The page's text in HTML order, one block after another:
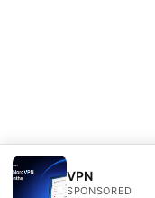
VPN
SPONSORED